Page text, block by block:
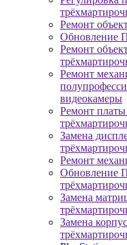
Ремонт
Обновление
Ремонт
Ремонт
видеокамеры
Ремонт
Замена
Ремонт
Обновление
Замена
Замена